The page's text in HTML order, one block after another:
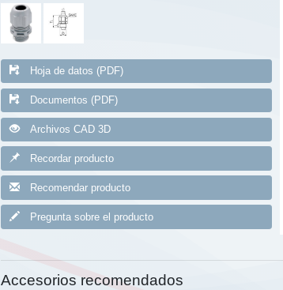
Hoja de datos (PDF)
Documentos (PDF)
Archivos CAD 3D
Recordar producto
Recomendar producto
Pregunta sobre el producto
Accesorios recomendados